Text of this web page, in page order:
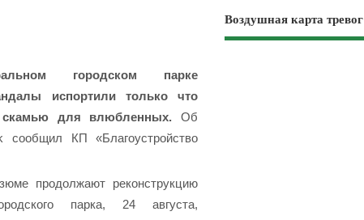
городском парке
испортили только что
скамью для влюбленных. Об
сообщил КП «Благоустройство
продолжают реконструкцию
парка, 24 августа,
Воздушная карта тревог